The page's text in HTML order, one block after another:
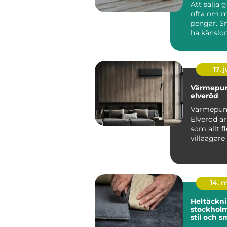
Att sälja
ofta om
pengar.
ha
komma
17.
elveröd
Elveröd
som allt
villaägare
14.
stockholm
stil och